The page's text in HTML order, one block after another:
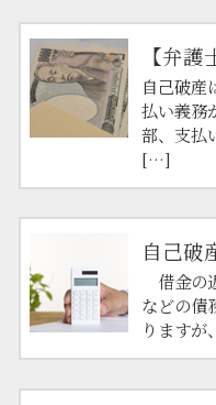
【弁
自己破産
払い義務
部、支払
[…]
自己破
借金の
などの債
ります